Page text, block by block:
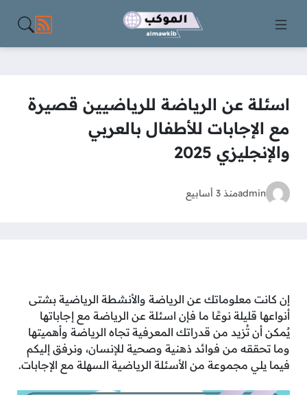
مواقع
اسئلة عن الرياضة للرياضيين قصيرة
مع الإجابات للأطفال بالعربي
والإنجليزي 2025
adminمنذ 3 أسابيع
إن كانت معلوماتك عن الرياضة والأنشطة الرياضية بشتى
أنواعها قليلة نوعًا ما فإن اسئلة عن الرياضة مع إجاباتها
يٌمكن أن تُزيد من قدراتك المعرفية تجاه الرياضة وأهميتها
وما تحققه من فوائد ذهنية وصحية للإنسان، ونرفق إليكم
فيما يلي مجموعة من الأسئلة الرياضية السهلة مع الإجابات.